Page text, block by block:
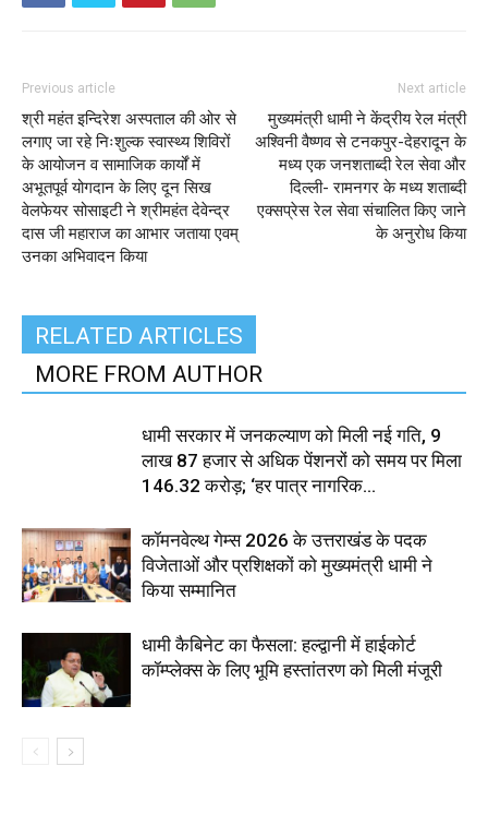
Previous article
श्री महंत इन्दिरेश अस्पताल की ओर से
लगाए जा रहे निःशुल्क स्वास्थ्य शिविरों
के आयोजन व सामाजिक कार्यों में
अभूतपूर्व योगदान के लिए दून सिख
वेलफेयर सोसाइटी ने श्रीमहंत देवेन्द्र
दास जी महाराज का आभार जताया एवम्
उनका अभिवादन किया
Next article
मुख्यमंत्री धामी ने केंद्रीय रेल मंत्री
अश्विनी वैष्णव से टनकपुर-देहरादून के
मध्य एक जनशताब्दी रेल सेवा और
दिल्ली- रामनगर के मध्य शताब्दी
एक्सप्रेस रेल सेवा संचालित किए जाने
के अनुरोध किया
RELATED ARTICLES
MORE FROM AUTHOR
धामी सरकार में जनकल्याण को मिली नई गति, 9
लाख 87 हजार से अधिक पेंशनरों को समय पर मिला
₹146.32 करोड़; ‘हर पात्र नागरिक...
कॉमनवेल्थ गेम्स 2026 के उत्तराखंड के पदक
विजेताओं और प्रशिक्षकों को मुख्यमंत्री धामी ने
किया सम्मानित
धामी कैबिनेट का फैसला: हल्द्वानी में हाईकोर्ट
कॉम्प्लेक्स के लिए भूमि हस्तांतरण को मिली मंजूरी